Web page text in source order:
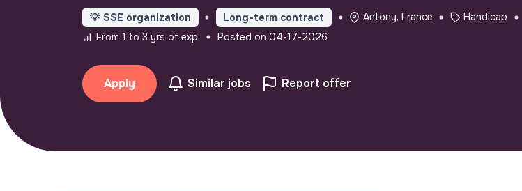
💡 SSE organization Long-term contract Antony, France
Handicap
From 1 to 3 yrs of exp.
Posted on 04-17-2026
Apply Similar jobs Report offer